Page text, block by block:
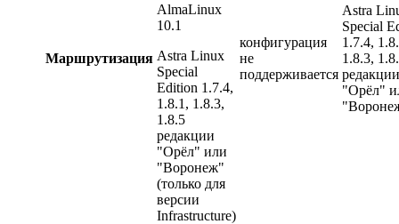
Маршрутизация
AlmaLinux
10.1
Astra Linux
Special
Edition 1.7.4,
1.8.1, 1.8.3,
1.8.5
редакции
"Орёл" или
"Воронеж"
(только для
версии
Infrastructure)
конфигурация
не
поддерживается
Astra
Special
1.7.4,
1.8.3,
редакции
"Орёл"